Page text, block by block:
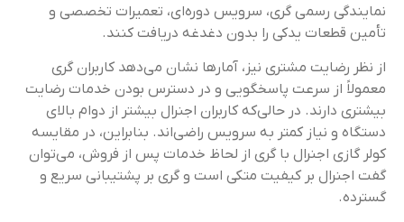
نمایندگی رسمی گری، سرویس دوره‌ای، تعمیرات تخصصی و
تأمین قطعات یدکی را بدون دغدغه دریافت کنند.
از نظر رضایت مشتری نیز، آمارها نشان می‌دهد کاربران گری
معمولاً از سرعت پاسخگویی و در دسترس بودن خدمات رضایت
بیشتری دارند. در حالی‌که کاربران اجنرال بیشتر از دوام بالای
دستگاه و نیاز کمتر به سرویس راضی‌اند. بنابراین، در مقایسه
کولر گازی اجنرال با گری از لحاظ خدمات پس از فروش، می‌توان
گفت اجنرال بر کیفیت متکی است و گری بر پشتیبانی سریع و
گسترده.